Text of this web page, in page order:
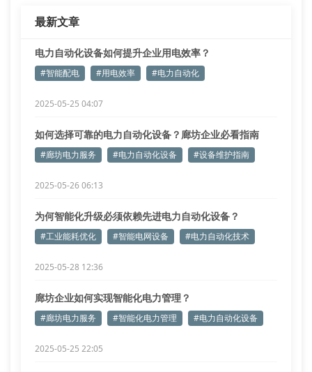
最新文章
电力自动化设备如何提升企业用电效率？
#智能配电 #用电效率 #电力自动化
2025-05-25 04:07
如何选择可靠的电力自动化设备？廊坊企业必看指南
#廊坊电力服务 #电力自动化设备 #设备维护指南
2025-05-26 06:13
为何智能化升级必须依赖先进电力自动化设备？
#工业能耗优化 #智能电网设备 #电力自动化技术
2025-05-28 12:36
廊坊企业如何实现智能化电力管理？
#廊坊电力服务 #智能化电力管理 #电力自动化设备
2025-05-25 22:05